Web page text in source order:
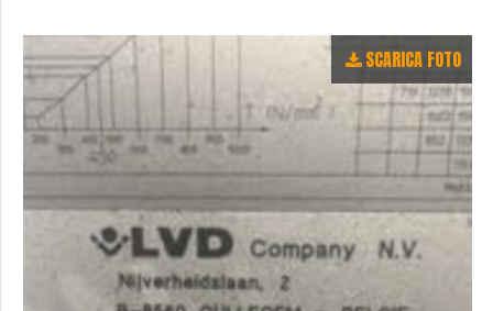
SCARICA FOTO